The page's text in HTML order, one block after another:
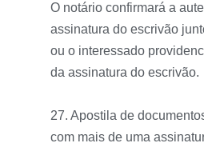
O notário confirmará a
assinatura do escrivão
ou o interessado
da assinatura do escrivão.
27. Apostila de
com mais de uma